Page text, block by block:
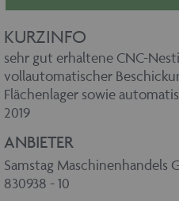
KURZINFO
sehr gut erhaltene CNC-
vollautomatischer
Flächenlager sowie
2019
ANBIETER
Samstag Maschinenhandels
830938 - 10